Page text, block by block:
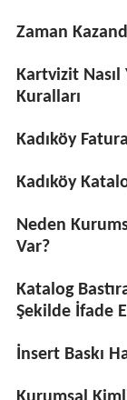
Zaman
Kartvizit Nasıl
Kuralları
Kadıköy
Kadıköy
Neden
Var?
Katalog
Şekilde İfade
İnsert Baskı